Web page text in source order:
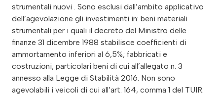
strumentali nuovi . Sono esclusi dall’ambito applicativo
dell’agevolazione gli investimenti in: beni materiali
strumentali per i quali il decreto del Ministro delle
finanze 31 dicembre 1988 stabilisce coefficienti di
ammortamento inferiori al 6,5%; fabbricati e
costruzioni; particolari beni di cui all’allegato n. 3
annesso alla Legge di Stabilità 2016. Non sono
agevolabili i veicoli di cui all’art. 164, comma 1 del TUIR.